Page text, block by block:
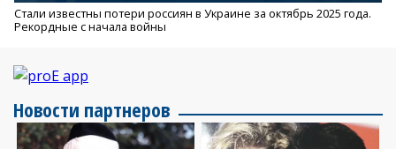
Стали известны потери россиян в Украине за октябрь 2025 года.
Рекордные с начала войны
Новости партнеров